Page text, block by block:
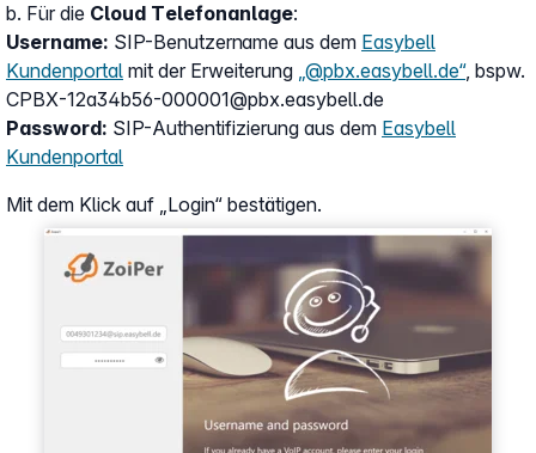
Show larger version
b. Für die Cloud Telefonanlage:
Username: SIP-Benutzername aus dem Easybell
Kundenportal mit der Erweiterung „@pbx.easybell.de“, bspw.
CPBX-12a34b56-000001@pbx.easybell.de
Password: SIP-Authentifizierung aus dem Easybell
Kundenportal
Mit dem Klick auf „Login“ bestätigen.